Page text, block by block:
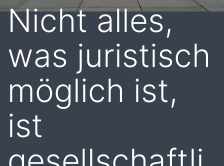
Nicht alles,
was juristisch
möglich ist,
ist